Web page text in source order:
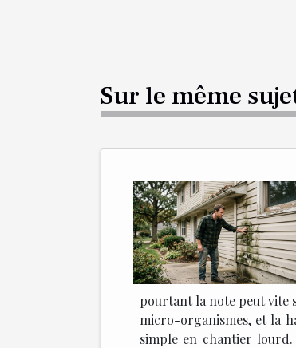
Sur le même
pourtant la note peut vite
micro-organismes, et la
simple en chantier